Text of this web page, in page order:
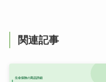
関連記事